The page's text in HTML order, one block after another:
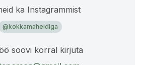
ka Instagrammist
@kokkamaheidiga
soovi korral kirjuta